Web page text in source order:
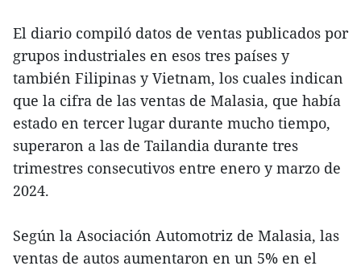
El diario compiló datos de ventas publicados por
grupos industriales en esos tres países y
también Filipinas y Vietnam, los cuales indican
que la cifra de las ventas de Malasia, que había
estado en tercer lugar durante mucho tiempo,
superaron a las de Tailandia durante tres
trimestres consecutivos entre enero y marzo de
2024.
Según la Asociación Automotriz de Malasia, las
ventas de autos aumentaron en un 5% en el